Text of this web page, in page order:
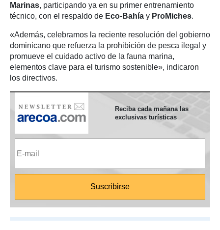
Marinas, participando ya en su primer entrenamiento
técnico, con el respaldo de Eco-Bahía y ProMiches.
«Además, celebramos la reciente resolución del gobierno
dominicano que refuerza la prohibición de pesca ilegal y
promueve el cuidado activo de la fauna marina,
elementos clave para el turismo sostenible», indicaron
los directivos.
Reciba cada mañana las
exclusivas turísticas